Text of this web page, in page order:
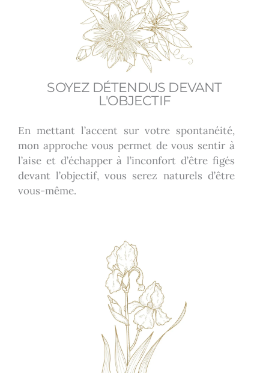
SOYEZ DÉTENDUS DEVANT
L'OBJECTIF
En mettant l’accent sur votre spontanéité,
mon approche vous permet de vous sentir à
l’aise et d’échapper à l’inconfort d’être figés
devant l’objectif, vous serez naturels d’être
vous-même.